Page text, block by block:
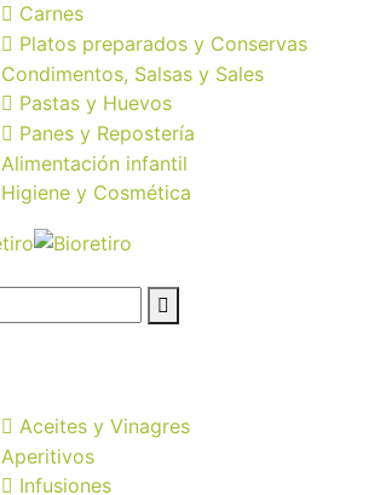
Carnes
Platos preparados y Conservas
Condimentos, Salsas y Sales
Pastas y Huevos
Panes y Repostería
Alimentación infantil
Higiene y Cosmética
Aceites y Vinagres
Aperitivos
Infusiones